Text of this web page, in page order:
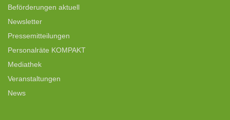
Beförderungen aktuell
Newsletter
Pressemitteilungen
Personalräte KOMPAKT
Mediathek
Veranstaltungen
News